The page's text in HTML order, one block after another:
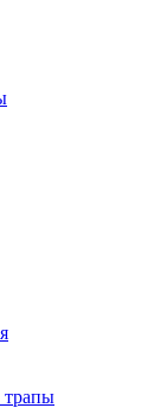
трапы